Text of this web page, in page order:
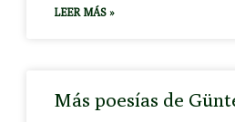
LEER MÁS »
Más poesías de